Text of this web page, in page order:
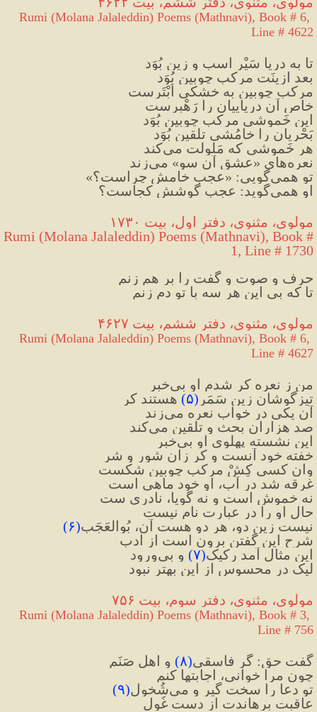
Rumi (Molana Jalaleddin) Poems (Mathnavi), Book # 6,
Line # 4622
تا به دریا سَیْرِ اسب و زین بُوَد
بعد ازینَت مرکب چوبین بُوَد
مرکب چوبین به خشکی اَبْتَرست
خاص آن دریاییان را رَهْبرست
این خَموشی مرکب چوبین بُوَد
بَحْریان را خامُشی تلقین بُوَد
هر خَموشی که مَلولت می‌کند
نعره‌های «عشق آن سو» می‌زند
تو همی‌گویی: «عجب خامش چراست؟»
او همی‌گوید: عجب گوشش کجاست؟
مولوی، مثنوی، دفتر اول، بیت ۱۷۳۰
Rumi (Molana Jalaleddin) Poems (Mathnavi), Book #
1, Line # 1730
حرف و صوت و گفت را بر هم زنم
تا که بی این هر سه با تو دم زنم
مولوی، مثنوی، دفتر ششم، بیت ۴۶۲۷
Rumi (Molana Jalaleddin) Poems (Mathnavi), Book # 6,
Line # 4627
من ز نعره کر شدم او بی‌خبر
تیزگوشان زین سَمَر
(۵)
هستند کر
آن یکی در خواب نعره می‌زند
صد هزاران بحث و تلقین می‌کند
این نشسته پهلوی او بی‌خبر
خفته خود آنست و کر زان شور و شر
وان کسی کِشْ مرکب چوبین شکست
غرقه شد در آب، او خود ماهی است
نه خموش است و نه گویا، نادری ست
حال او را در عبارت نام نیست
نیست زین دو، هر دو هست آن، بُوالعَجَب(۶)
شرح این گفتن برون است از ادب
این مثال آمد رکیک(۷) و بی‌ورود
لیک در محسوس از این بهتر نبود
مولوی، مثنوی، دفتر سوم، بیت ۷۵۶
Rumi (Molana Jalaleddin) Poems (Mathnavi), Book # 3,
Line # 756
گفت حق: گر فاسقی(۸) و اهل صَنَم
چون مرا خوانی، اجابتها کنم
تو دعا را سخت گیر و می‌شُخول
(۹)
عاقبت برهاندت از دست غُول